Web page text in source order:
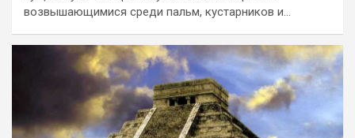
возвышающимися среди пальм, кустарников и…